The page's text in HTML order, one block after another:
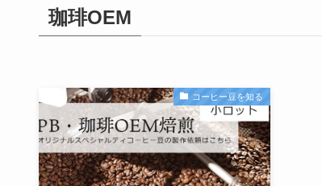
珈琲OEM
コーヒー豆を知る